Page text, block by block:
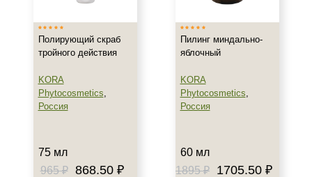
Возраст
Любой возраст (от 18 лет)
После 20
Восстановление
Полирующий скраб
тройного действия
KORA
Phytocosmetics,
Россия
75 мл
965 ₽
868.50 ₽
Пилинг миндально-
яблочный
KORA
Phytocosmetics,
Россия
60 мл
1895 ₽
1705.50 ₽